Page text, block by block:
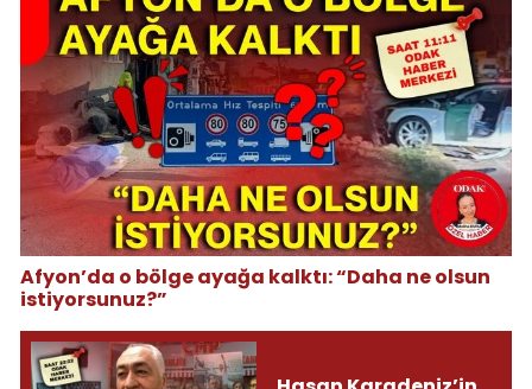
Afyon’da o bölge ayağa kalktı: “Daha ne olsun
istiyorsunuz?”